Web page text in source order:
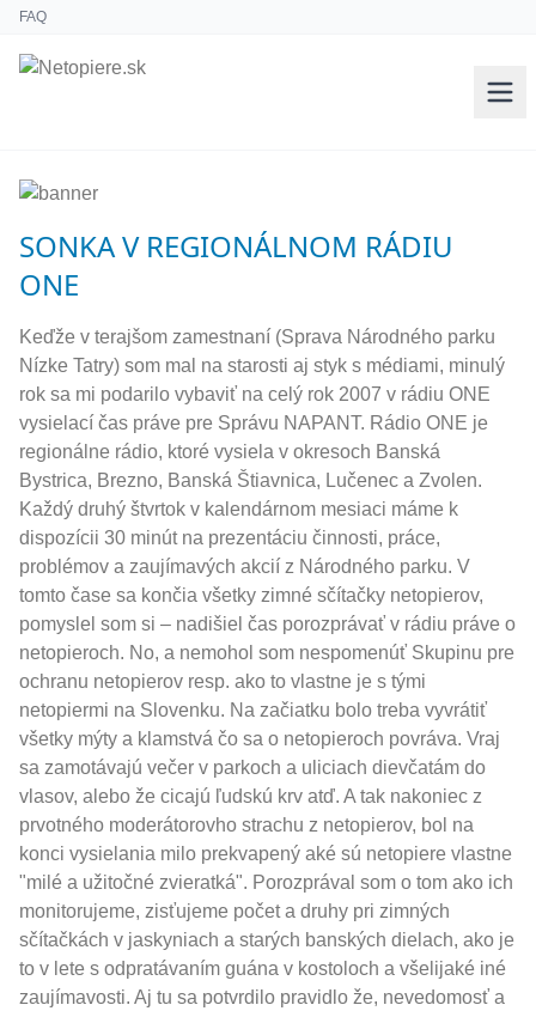
FAQ
SONKA V REGIONÁLNOM RÁDIU
ONE
Keďže v terajšom zamestnaní (Sprava Národného parku
Nízke Tatry) som mal na starosti aj styk s médiami, minulý
rok sa mi podarilo vybaviť na celý rok 2007 v rádiu ONE
vysielací čas práve pre Správu NAPANT. Rádio ONE je
regionálne rádio, ktoré vysiela v okresoch Banská
Bystrica, Brezno, Banská Štiavnica, Lučenec a Zvolen.
Každý druhý štvrtok v kalendárnom mesiaci máme k
dispozícii 30 minút na prezentáciu činnosti, práce,
problémov a zaujímavých akcií z Národného parku. V
tomto čase sa končia všetky zimné sčítačky netopierov,
pomyslel som si – nadišiel čas porozprávať v rádiu práve o
netopieroch. No, a nemohol som nespomenúť Skupinu pre
ochranu netopierov resp. ako to vlastne je s tými
netopiermi na Slovenku. Na začiatku bolo treba vyvrátiť
všetky mýty a klamstvá čo sa o netopieroch povráva. Vraj
sa zamotávajú večer v parkoch a uliciach dievčatám do
vlasov, alebo že cicajú ľudskú krv atď. A tak nakoniec z
prvotného moderátorovho strachu z netopierov, bol na
konci vysielania milo prekvapený aké sú netopiere vlastne
"milé a užitočné zvieratká". Porozprával som o tom ako ich
monitorujeme, zisťujeme počet a druhy pri zimných
sčítačkách v jaskyniach a starých banských dielach, ako je
to v lete s odpratávaním guána v kostoloch a všelijaké iné
zaujímavosti. Aj tu sa potvrdilo pravidlo že, nevedomosť a